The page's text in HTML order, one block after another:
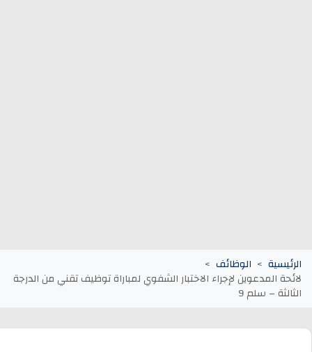
الرئيسية الوظائف
لائحة المدعوين لإجراء الاختبار الشفوي لمباراة توظيف تقني من الدرجة
الثالثة – سلم 9